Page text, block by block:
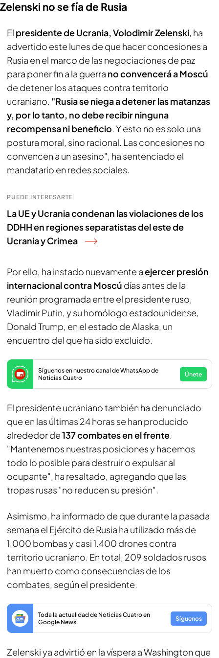
Zelenski no se fía de Rusia
El presidente de Ucrania, Volodimir Zelenski, ha
advertido este lunes de que hacer concesiones a
Rusia en el marco de las negociaciones de paz
para poner fin a la guerra no convencerá a Moscú
de detener los ataques contra territorio
ucraniano. "Rusia se niega a detener las matanzas
y, por lo tanto, no debe recibir ninguna
recompensa ni beneficio. Y esto no es solo una
postura moral, sino racional. Las concesiones no
convencen a un asesino", ha sentenciado el
mandatario en redes sociales.
PUEDE INTERESARTE
La UE y Ucrania condenan las violaciones de los
DDHH en regiones separatistas del este de
Ucrania y Crimea
Por ello, ha instado nuevamente aejercer presión
internacional contra Moscú días antes de la
reunión programada entre el presidente ruso,
Vladimir Putin, y su homólogo estadounidense,
Donald Trump, en el estado de Alaska, un
encuentro del que ha sido excluido.
Síguenos en nuestro canal de WhatsApp de
Noticias Cuatro
Únete
El presidente ucraniano también ha denunciado
que en las últimas 24 horas se han producido
alrededor de137 combates en el frente.
"Mantenemos nuestras posiciones y hacemos
todo lo posible para destruir o expulsar al
ocupante", ha resaltado, agregando que las
tropas rusas "no reducen su presión".
Asimismo, ha informado de que durante la pasada
semana el Ejército de Rusia ha utilizado más de
1.000 bombas y casi 1.400 drones contra
territorio ucraniano. En total, 209 soldados rusos
han muerto como consecuencias de los
combates, según el presidente.
Toda la actualidad de Noticias Cuatro en
Google News
Síguenos
Zelenski ya advirtió en la víspera a Washington que